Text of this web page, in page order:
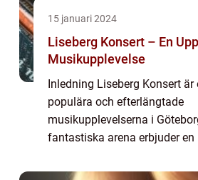
15 januari 2024
Liseberg Konsert – En
Musikupplevelse
Inledning Liseberg Konsert är
populära och efterlängtade
musikupplevelserna i
fantastiska arena erbjuder
av live-musik från både